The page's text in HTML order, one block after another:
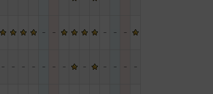
－ － － － －
－ － － － － － － － － － － －